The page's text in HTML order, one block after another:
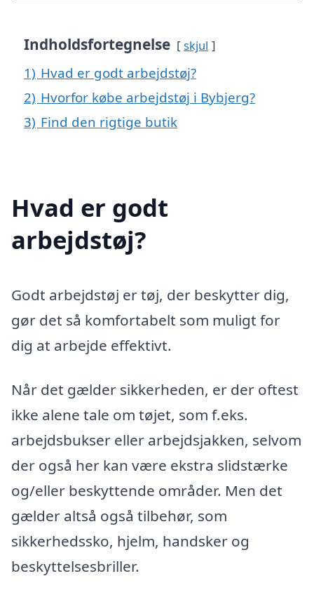
Indholdsfortegnelse skjul
1) Hvad er godt arbejdstøj?
2) Hvorfor købe arbejdstøj i Bybjerg?
3) Find den rigtige butik
Hvad er godt
arbejdstøj?
Godt arbejdstøj er tøj, der beskytter dig,
gør det så komfortabelt som muligt for
dig at arbejde effektivt.
Når det gælder sikkerheden, er der oftest
ikke alene tale om tøjet, som f.eks.
arbejdsbukser eller arbejdsjakken, selvom
der også her kan være ekstra slidstærke
og/eller beskyttende områder. Men det
gælder altså også tilbehør, som
sikkerhedssko, hjelm, handsker og
beskyttelsesbriller.